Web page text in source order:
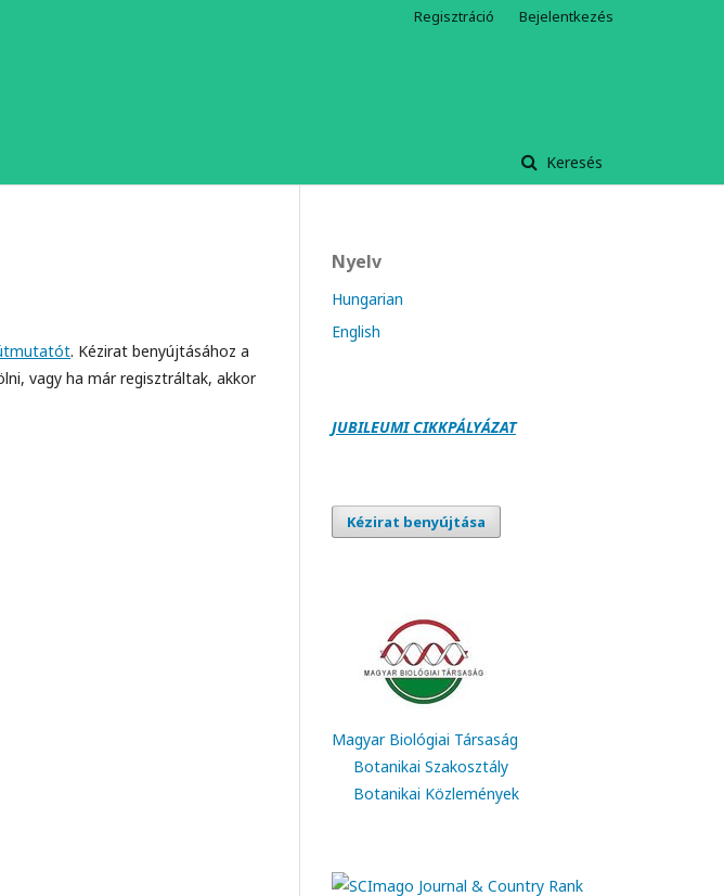
Keresés
Regisztráció Bejelentkezés
. Kézirat benyújtásához a
vagy ha már regisztráltak, akkor
Nyelv
Hungarian
English
JUBILEUMI CIKKPÁLYÁZAT
Kézirat benyújtása
Magyar Biológiai Társaság
Botanikai Szakosztály
Botanikai Közlemények